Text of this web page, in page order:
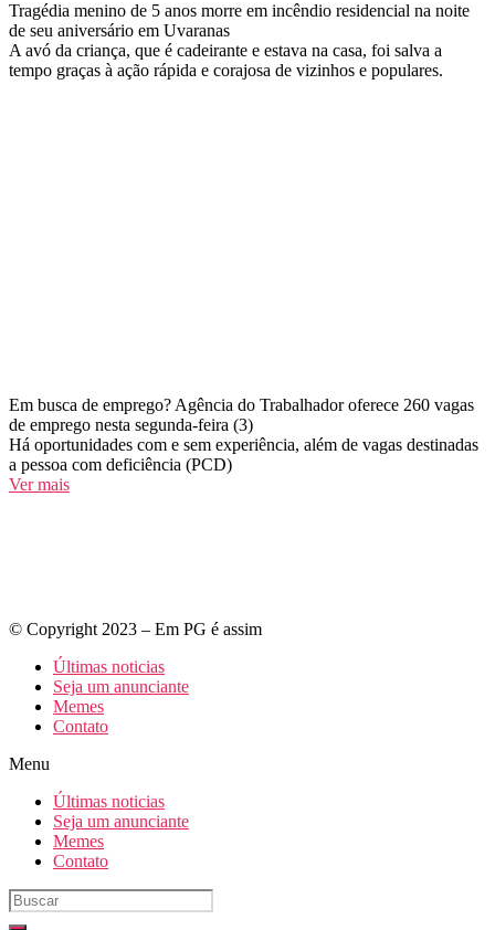
Tragédia menino de 5 anos morre em incêndio residencial na noite
de seu aniversário em Uvaranas
A avó da criança, que é cadeirante e estava na casa, foi salva a
tempo graças à ação rápida e corajosa de vizinhos e populares.
Em busca de emprego? Agência do Trabalhador oferece 260 vagas
de emprego nesta segunda-feira (3)
Há oportunidades com e sem experiência, além de vagas destinadas
a pessoa com deficiência (PCD)
Ver mais
© Copyright 2023 – Em PG é assim
Últimas noticias
Seja um anunciante
Memes
Contato
Menu
Últimas noticias
Seja um anunciante
Memes
Contato